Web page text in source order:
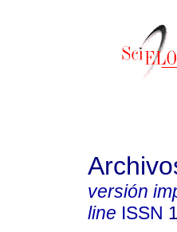
versión
line ISSN